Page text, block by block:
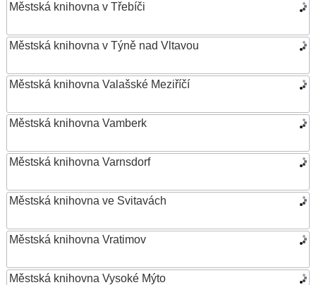
Městská knihovna v Třebíči
Městská knihovna v Týně nad Vltavou
Městská knihovna Valašské Meziříčí
Městská knihovna Vamberk
Městská knihovna Varnsdorf
Městská knihovna ve Svitavách
Městská knihovna Vratimov
Městská knihovna Vysoké Mýto